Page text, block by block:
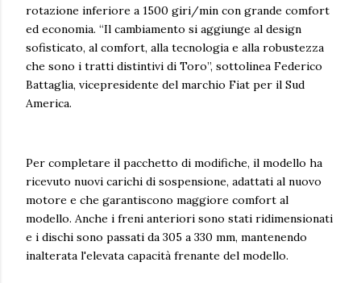
rotazione inferiore a 1500 giri/min con grande comfort
ed economia. “Il cambiamento si aggiunge al design
sofisticato, al comfort, alla tecnologia e alla robustezza
che sono i tratti distintivi di Toro”, sottolinea Federico
Battaglia, vicepresidente del marchio Fiat per il Sud
America.
Per completare il pacchetto di modifiche, il modello ha
ricevuto nuovi carichi di sospensione, adattati al nuovo
motore e che garantiscono maggiore comfort al
modello. Anche i freni anteriori sono stati ridimensionati
e i dischi sono passati da 305 a 330 mm, mantenendo
inalterata l'elevata capacità frenante del modello.